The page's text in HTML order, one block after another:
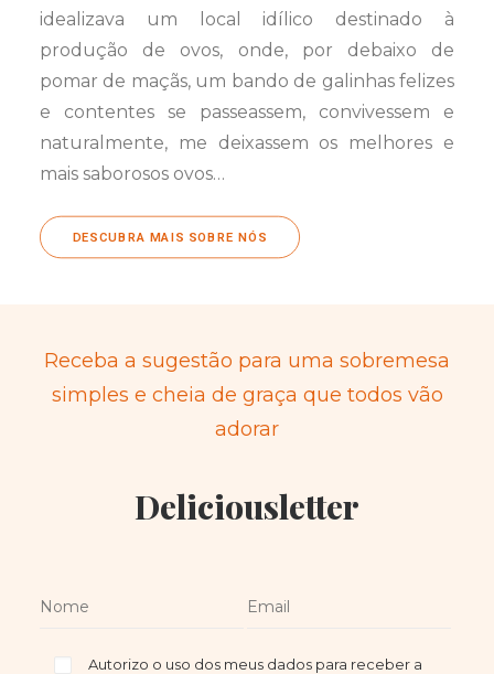
idealizava um local idílico destinado à
produção de ovos, onde, por debaixo de
pomar de maçãs, um bando de galinhas felizes
e contentes se passeassem, convivessem e
naturalmente, me deixassem os melhores e
mais saborosos ovos…
DESCUBRA MAIS SOBRE NÓS
Receba a sugestão para uma sobremesa
simples e cheia de graça que todos vão
adorar
Deliciousletter
Autorizo o uso dos meus dados para receber a